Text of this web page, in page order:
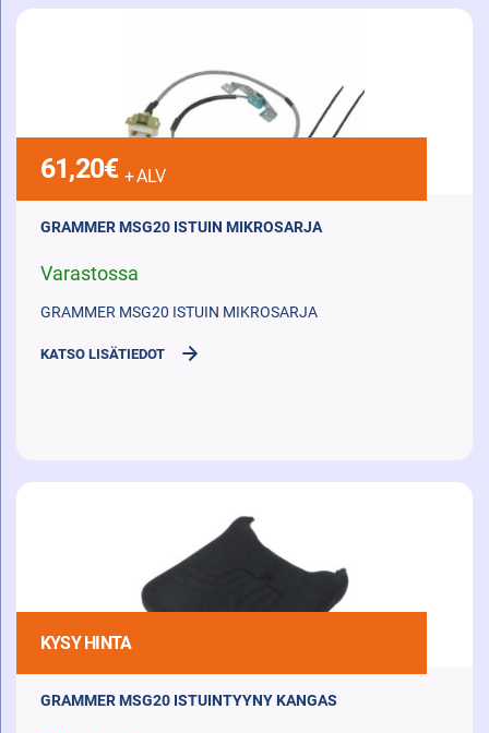
61,20€ + ALV
GRAMMER MSG20 ISTUIN MIKROSARJA
Varastossa
GRAMMER MSG20 ISTUIN MIKROSARJA
KATSO LISÄTIEDOT
KYSY HINTA
GRAMMER MSG20 ISTUINTYYNY KANGAS